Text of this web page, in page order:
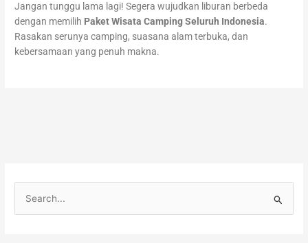
Jangan tunggu lama lagi! Segera wujudkan liburan berbeda
dengan memilih Paket Wisata Camping Seluruh Indonesia.
Rasakan serunya camping, suasana alam terbuka, dan
kebersamaan yang penuh makna.